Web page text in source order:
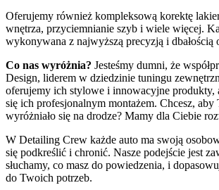
Oferujemy również kompleksową korektę
wnętrza, przyciemnianie szyb i wiele więcej.
wykonywana z najwyższą precyzją i dbałością
Co nas wyróżnia? Jesteśmy dumni, że
Design, liderem w dziedzinie tuningu
oferujemy ich stylowe i innowacyjne produkty,
się ich profesjonalnym montażem. Chcesz, aby
wyróżniało się na drodze? Mamy dla Ciebie
W Detailing Crew każde auto ma swoją
się podkreślić i chronić. Nasze podejście jest
słuchamy, co masz do powiedzenia, i
do Twoich potrzeb.